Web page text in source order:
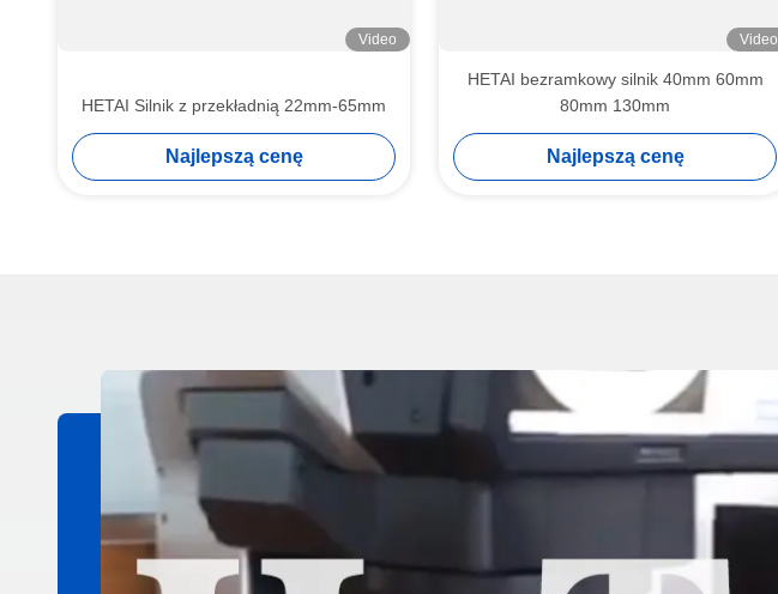
Video
HETAI Silnik z przekładnią 22mm-65mm
Najlepszą cenę
Video
HETAI bezramkowy silnik 40mm 60mm
80mm 130mm
Najlepszą cenę